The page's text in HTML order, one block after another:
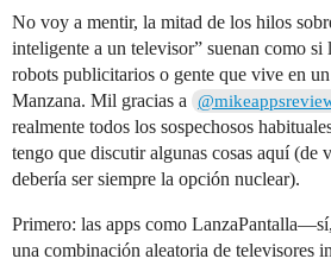
No voy a mentir, la mitad de los hilos
inteligente a un televisor” suenan como si
robots publicitarios o gente que vive en
Manzana. Mil gracias a
realmente todos los sospechosos
tengo que discutir algunas cosas aquí
debería ser siempre la opción nuclear).
Primero: las apps como
una combinación aleatoria de televisores